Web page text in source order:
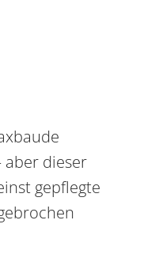
aber dieser
gepflegte